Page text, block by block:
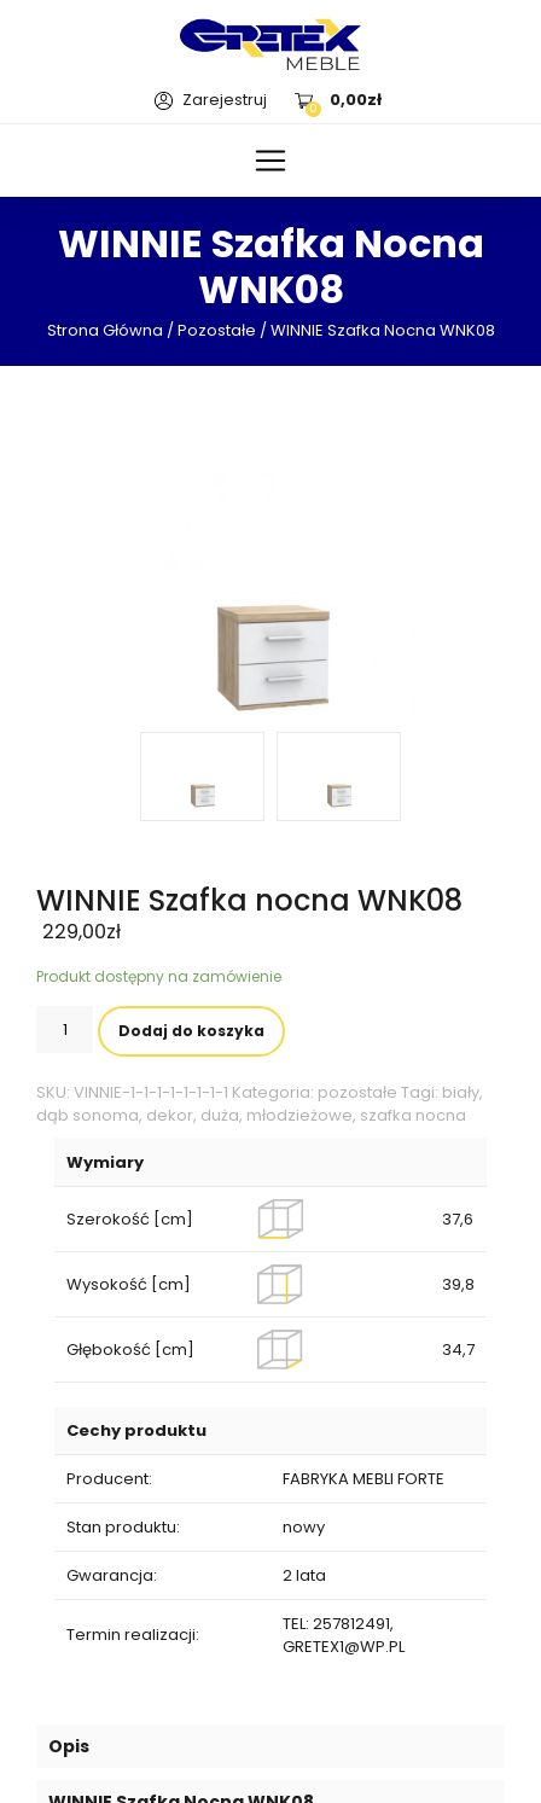
Zarejestruj 0 0,00zł
WINNIE Szafka Nocna
WNK08
Strona Główna /Pozostałe / WINNIE Szafka Nocna WNK08
WINNIE Szafka nocna WNK08
229,00zł
Produkt dostępny na zamówienie
WINNIE
nocna
WNK08
Dodaj do koszyka
SKU: VINNIE-1-1-1-1-1-1-1-1 Kategoria: pozostałe Tagi: biały,
dąb sonoma, dekor, duża, młodzieżowe, szafka nocna
Wymiary
Szerokość [cm] 37,6
Wysokość [cm] 39,8
Głębokość [cm] 34,7
Cechy produktu
Producent: FABRYKA MEBLI FORTE
Stan produktu: nowy
Gwarancja: 2 lata
Termin realizacji:
TEL: 257812491,
GRETEX1@WP.PL
Opis